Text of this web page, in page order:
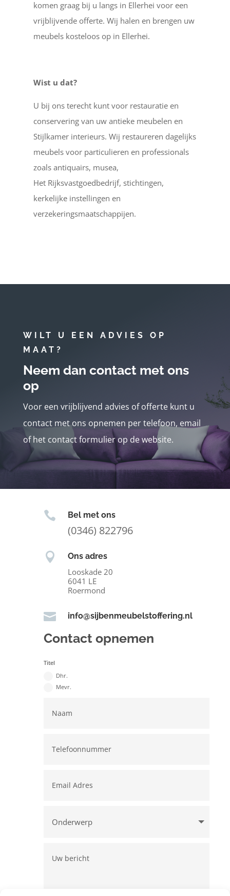
komen graag bij u langs in Ellerhei voor een
vrijblijvende offerte. Wij halen en brengen uw
meubels kosteloos op in Ellerhei.
Wist u dat?
U bij ons terecht kunt voor restauratie en
conservering van uw antieke meubelen en
Stijlkamer interieurs. Wij restaureren dagelijks
meubels voor particulieren en professionals
zoals antiquairs, musea,
Het Rijksvastgoedbedrijf, stichtingen,
kerkelijke instellingen en
verzekeringsmaatschappijen.
WILT U EEN ADVIES OP
MAAT?
Neem dan contact met ons
op
Voor een vrijblijvend advies of offerte kunt u
contact met ons opnemen per telefoon, email
of het contact formulier op de website.
 Bel met ons
(0346) 822796
 Ons adres
Looskade 20
6041 LE
Roermond
 info@sijbenmeubelstoffering.nl
Contact opnemen
Titel
Dhr.
Mevr.